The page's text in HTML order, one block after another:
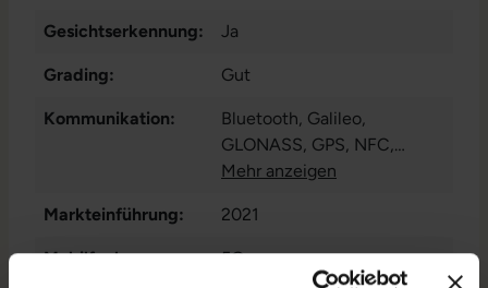
Gesichtserkennung: Ja
Grading: Gut
Kommunikation: Bluetooth, Galileo,
GLONASS, GPS, NFC,
WLAN
Mehr anzeigen
Markteinführung: 2021
Mobilfunk: 5G